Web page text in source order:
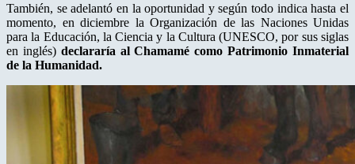
También, se adelantó en la oportunidad y según todo indica hasta el
momento, en diciembre la Organización de las Naciones Unidas
para la Educación, la Ciencia y la Cultura (UNESCO, por sus siglas
en inglés) declararía al Chamamé como Patrimonio Inmaterial
de la Humanidad.